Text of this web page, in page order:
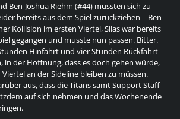
Ben-Joshua Riehm (#44) mussten sich zu
bereits aus dem Spiel zurückziehen – Ben
Kollision im ersten Viertel, Silas war bereits
gegangen und musste nun passen. Bitter.
Hinfahrt und vier Stunden Rückfahrt
in der Hoffnung, dass es doch gehen würde,
an der Sideline bleiben zu müssen.
aus, dass die Titans samt Support Staff
auf sich nehmen und das Wochenende